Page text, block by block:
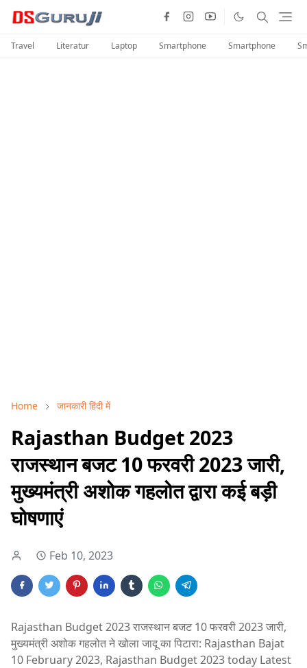
Travel Literatur Laptop Smartphone Smartphone
Home जानकारी हिंदी में
Rajasthan Budget 2023
राजस्थान बजट 10 फरवरी 2023 जारी,
मुख्यमंत्री अशोक गहलोत द्वारा कई बड़ी
घोषणाएं
Feb 10, 2023
Rajasthan Budget 2023 राजस्थान बजट 10 फरवरी 2023 जारी,
मुख्यमंत्री अशोक गहलोत ने खोला जादू का पिटारा: Rajasthan Bajat
10 February 2023, Rajasthan Budget 2023 today Latest